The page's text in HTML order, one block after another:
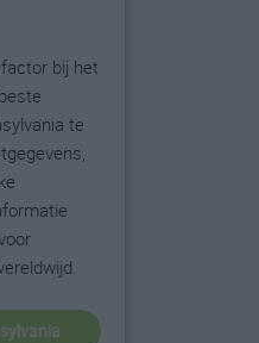
bij het
te